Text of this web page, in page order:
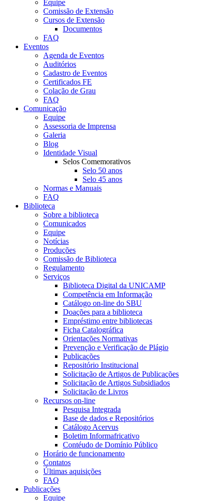
Equipe
Comissão de Extensão
Cursos de Extensão
Documentos
FAQ
Eventos
Agenda de Eventos
Auditórios
Cadastro de Eventos
Certificados FE
Colação de Grau
FAQ
Comunicação
Equipe
Assessoria de Imprensa
Galeria
Blog
Identidade Visual
Selos Comemorativos
Selo 50 anos
Selo 45 anos
Normas e Manuais
FAQ
Biblioteca
Sobre a biblioteca
Comunicados
Equipe
Notícias
Produções
Comissão de Biblioteca
Regulamento
Serviços
Biblioteca Digital da UNICAMP
Competência em Informação
Catálogo on-line do SBU
Doações para a biblioteca
Empréstimo entre bibliotecas
Ficha Catalográfica
Orientações Normativas
Prevenção e Verificação de Plágio
Publicações
Repositório Institucional
Solicitação de Artigos de Publicações
Solicitação de Artigos Subsidiados
Solicitação de Livros
Recursos on-line
Pesquisa Integrada
Base de dados e Repositórios
Catálogo Acervus
Boletim Informafricativo
Contéudo de Domínio Público
Horário de funcionamento
Contatos
Últimas aquisições
FAQ
Publicações
Equipe